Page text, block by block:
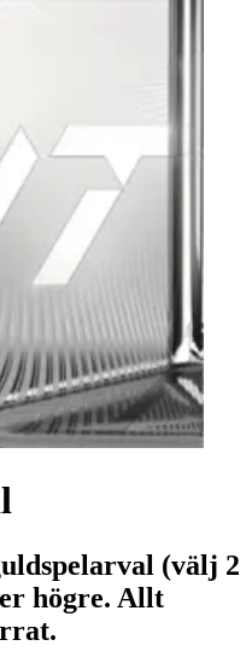
(välj 2
högre. Allt